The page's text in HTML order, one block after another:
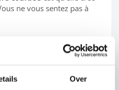
Over
ne vous sentez pas à
vos projets
sur mesure.